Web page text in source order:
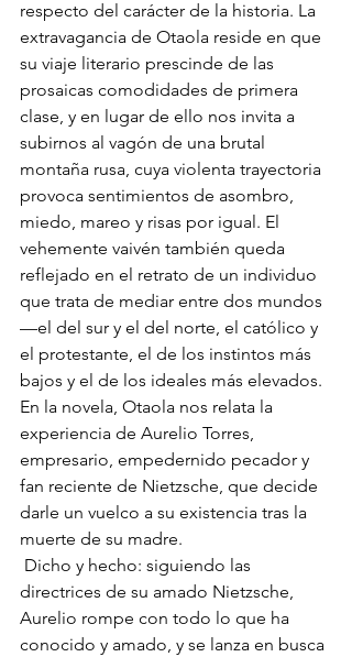
respecto del carácter de la historia. La
extravagancia de Otaola reside en que
su viaje literario prescinde de las
prosaicas comodidades de primera
clase, y en lugar de ello nos invita a
subirnos al vagón de una brutal
montaña rusa, cuya violenta trayectoria
provoca sentimientos de asombro,
miedo, mareo y risas por igual. El
vehemente vaivén también queda
reflejado en el retrato de un individuo
que trata de mediar entre dos mundos
—el del sur y el del norte, el católico y
el protestante, el de los instintos más
bajos y el de los ideales más elevados.
En la novela, Otaola nos relata la
experiencia de Aurelio Torres,
empresario, empedernido pecador y
fan reciente de Nietzsche, que decide
darle un vuelco a su existencia tras la
muerte de su madre.
directrices de su amado Nietzsche,
Aurelio rompe con todo lo que ha
conocido y amado, y se lanza en busca